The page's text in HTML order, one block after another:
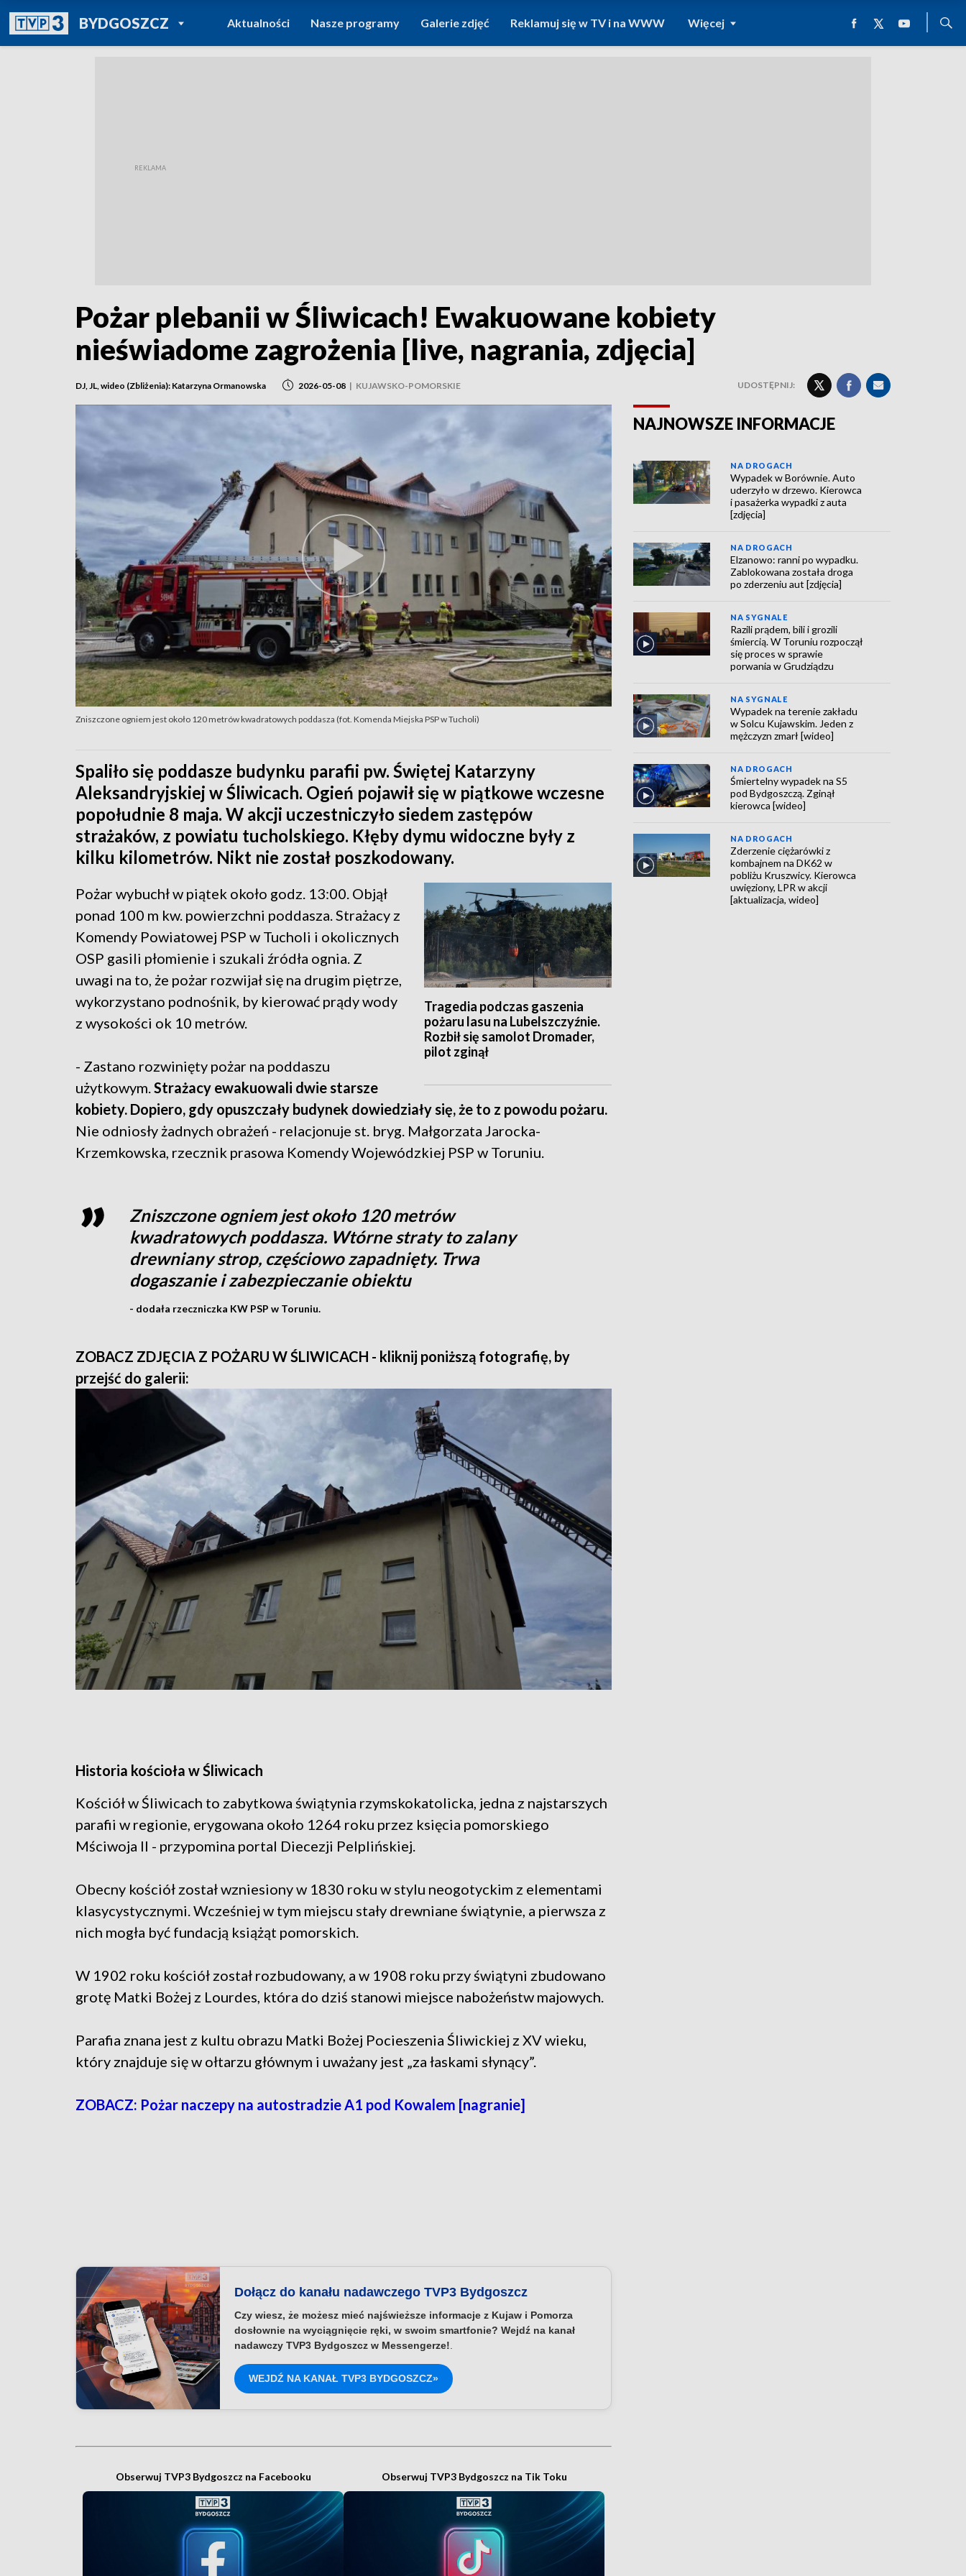
BYDGOSZCZPOWRÓT DO
TVP REGIONY
Aktualności Nasze programy Galerie zdjęć Reklamuj się w TV i na WWW Więcej
Pożar plebanii w Śliwicach! Ewakuowane kobiety
nieświadome zagrożenia [live, nagrania, zdjęcia]
DJ, JL, wideo (Zbliżenia): Katarzyna Ormanowska 2026-05-08 | KUJAWSKO-POMORSKIE UDOSTĘPNIJ:
Zniszczone ogniem jest około 120 metrów kwadratowych poddasza (fot. Komenda Miejska PSP w Tucholi)
Spaliło się poddasze budynku parafii pw. Świętej Katarzyny
Aleksandryjskiej w Śliwicach. Ogień pojawił się w piątkowe wczesne
popołudnie 8 maja. W akcji uczestniczyło siedem zastępów
strażaków, z powiatu tucholskiego. Kłęby dymu widoczne były z
kilku kilometrów. Nikt nie został poszkodowany.
Tragedia podczas gaszenia
pożaru lasu na Lubelszczyźnie.
Rozbił się samolot Dromader,
pilot zginął
Pożar wybuchł w piątek około godz. 13:00. Objął
ponad 100 m kw. powierzchni poddasza. Strażacy z
Komendy Powiatowej PSP w Tucholi i okolicznych
OSP gasili płomienie i szukali źródła ognia. Z
uwagi na to, że pożar rozwijał się na drugim piętrze,
wykorzystano podnośnik, by kierować prądy wody
z wysokości ok 10 metrów.
- Zastano rozwinięty pożar na poddaszu
użytkowym. Strażacy ewakuowali dwie starsze
kobiety. Dopiero, gdy opuszczały budynek dowiedziały się, że to z powodu pożaru.
Nie odniosły żadnych obrażeń - relacjonuje st. bryg. Małgorzata Jarocka-
Krzemkowska, rzecznik prasowa Komendy Wojewódzkiej PSP w Toruniu.
Zniszczone ogniem jest około 120 metrów
kwadratowych poddasza. Wtórne straty to zalany
drewniany strop, częściowo zapadnięty. Trwa
dogaszanie i zabezpieczanie obiektu
- dodała rzeczniczka KW PSP w Toruniu.
ZOBACZ ZDJĘCIA Z POŻARU W ŚLIWICACH - kliknij poniższą fotografię, by
przejść do galerii:
Historia kościoła w Śliwicach
Kościół w Śliwicach to zabytkowa świątynia rzymskokatolicka, jedna z najstarszych
parafii w regionie, erygowana około 1264 roku przez księcia pomorskiego
Mściwoja II - przypomina portal Diecezji Pelplińskiej.
Obecny kościół został wzniesiony w 1830 roku w stylu neogotyckim z elementami
klasycystycznymi. Wcześniej w tym miejscu stały drewniane świątynie, a pierwsza z
nich mogła być fundacją książąt pomorskich.
W 1902 roku kościół został rozbudowany, a w 1908 roku przy świątyni zbudowano
grotę Matki Bożej z Lourdes, która do dziś stanowi miejsce nabożeństw majowych.
Parafia znana jest z kultu obrazu Matki Bożej Pocieszenia Śliwickiej z XV wieku,
który znajduje się w ołtarzu głównym i uważany jest „za łaskami słynący”.
ZOBACZ: Pożar naczepy na autostradzie A1 pod Kowalem [nagranie]
Dołącz do kanału nadawczego TVP3 Bydgoszcz
Czy wiesz, że możesz mieć najświeższe informacje z Kujaw i Pomorza
dosłownie na wyciągnięcie ręki, w swoim smartfonie? Wejdź na kanał
nadawczy TVP3 Bydgoszcz w Messengerze!
WEJDŹ NA KANAŁ TVP3 BYDGOSZCZ»
Obserwuj TVP3 Bydgoszcz na Facebooku Obserwuj TVP3 Bydgoszcz na Tik Toku
NAJNOWSZE INFORMACJE
NA DROGACH
Wypadek w Borównie. Auto
uderzyło w drzewo. Kierowca
i pasażerka wypadki z auta
[zdjęcia]
NA DROGACH
Elzanowo: ranni po wypadku.
Zablokowana została droga
po zderzeniu aut [zdjęcia]
NA SYGNALE
Razili prądem, bili i grozili
śmiercią. W Toruniu rozpoczął
się proces w sprawie
porwania w Grudziądzu
NA SYGNALE
Wypadek na terenie zakładu
w Solcu Kujawskim. Jeden z
mężczyzn zmarł [wideo]
NA DROGACH
Śmiertelny wypadek na S5
pod Bydgoszczą. Zginął
kierowca [wideo]
NA DROGACH
Zderzenie ciężarówki z
kombajnem na DK62 w
pobliżu Kruszwicy. Kierowca
uwięziony, LPR w akcji
[aktualizacja, wideo]